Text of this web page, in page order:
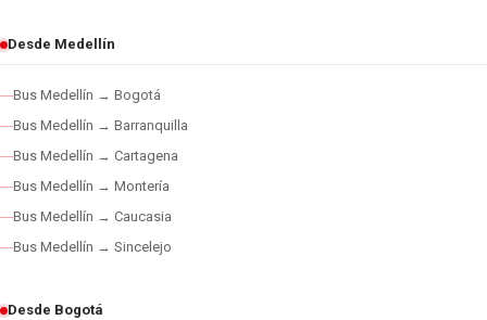
Desde Medellín
Bus Medellín → Bogotá
Bus Medellín → Barranquilla
Bus Medellín → Cartagena
Bus Medellín → Montería
Bus Medellín → Caucasia
Bus Medellín → Sincelejo
Desde Bogotá